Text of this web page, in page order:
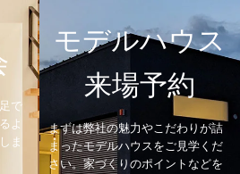
で
よ
ま
モデルハウス
来場予約
まずは弊社の魅力やこだわりが詰
まったモデルハウスをご見学くだ
さい。家づくりのポイントなどを